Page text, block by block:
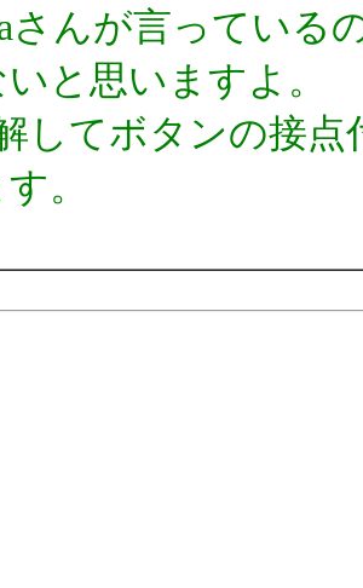
さんが言っている
と思いますよ。
してボタンの接
。